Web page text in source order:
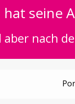
hat seine
nach